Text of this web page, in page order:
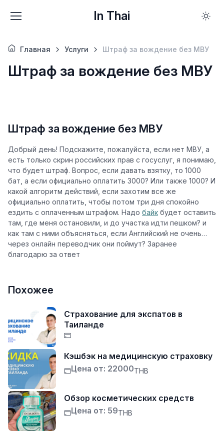
In Thai
Главная Услуги Штраф за вождение без МВУ
Штраф за вождение без МВУ
Штраф за вождение без МВУ
Добрый день! Подскажите, пожалуйста, если нет МВУ, а
есть только скрин российских прав с госуслуг, я понимаю,
что будет штраф. Вопрос, если давать взятку, то 1000
бат, а если официально оплатить 3000? Или также 1000? И
какой алгоритм действий, если захотим все же
официально оплатить, чтобы потом три дня спокойно
ездить с оплаченным штрафом. Надо байк будет оставить
там, где меня остановили, и до участка идти пешком? и
как там с ними объясняться, если Английский не очень…
через онлайн переводчик они поймут? Заранее
благодарю за ответ
Похожее
Страхование для экспатов в
Таиланде
Кэшбэк на медицинскую страховку
Цена от: 22000THB
Обзор косметических средств
Цена от: 59THB